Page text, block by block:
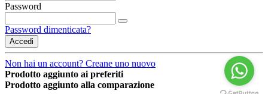
Password
Password dimenticata?
Accedi
Non hai un account? Creane uno nuovo
Prodotto aggiunto ai preferiti
Prodotto aggiunto alla comparazione